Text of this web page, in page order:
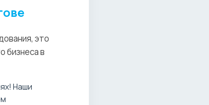
это
бизнеса в
Наши